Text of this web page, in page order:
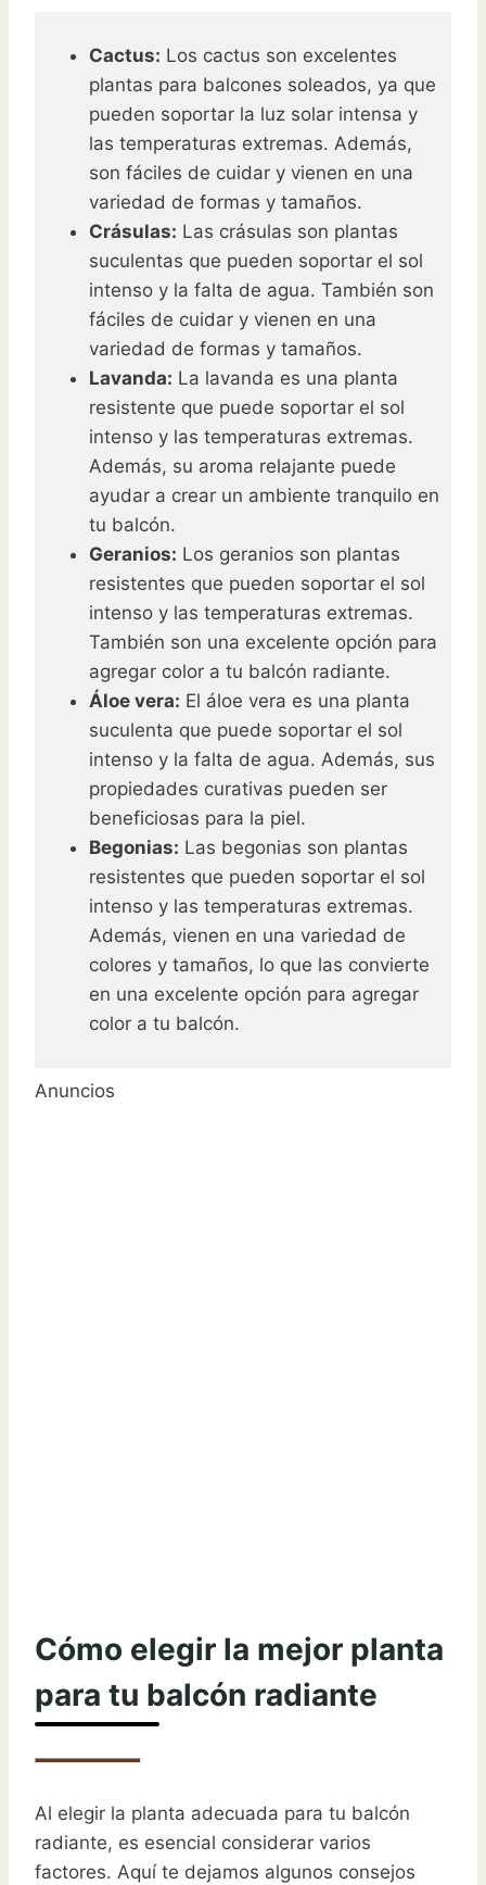
Cactus: Los cactus son excelentes
plantas para balcones soleados, ya que
pueden soportar la luz solar intensa y
las temperaturas extremas. Además,
son fáciles de cuidar y vienen en una
variedad de formas y tamaños.
Crásulas: Las crásulas son plantas
suculentas que pueden soportar el sol
intenso y la falta de agua. También son
fáciles de cuidar y vienen en una
variedad de formas y tamaños.
Lavanda: La lavanda es una planta
resistente que puede soportar el sol
intenso y las temperaturas extremas.
Además, su aroma relajante puede
ayudar a crear un ambiente tranquilo en
tu balcón.
Geranios: Los geranios son plantas
resistentes que pueden soportar el sol
intenso y las temperaturas extremas.
También son una excelente opción para
agregar color a tu balcón radiante.
Áloe vera: El áloe vera es una planta
suculenta que puede soportar el sol
intenso y la falta de agua. Además, sus
propiedades curativas pueden ser
beneficiosas para la piel.
Begonias: Las begonias son plantas
resistentes que pueden soportar el sol
intenso y las temperaturas extremas.
Además, vienen en una variedad de
colores y tamaños, lo que las convierte
en una excelente opción para agregar
color a tu balcón.
Anuncios
Cómo elegir la mejor planta
para tu balcón radiante
Al elegir la planta adecuada para tu balcón
radiante, es esencial considerar varios
factores. Aquí te dejamos algunos consejos